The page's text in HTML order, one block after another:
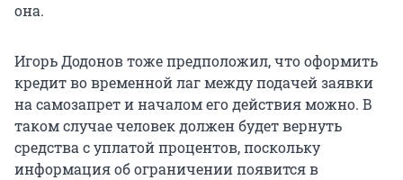
она.
Игорь Додонов тоже предположил, что оформить
кредит во временной лаг между подачей заявки
на самозапрет и началом его действия можно. В
таком случае человек должен будет вернуть
средства с уплатой процентов, поскольку
информация об ограничении появится в